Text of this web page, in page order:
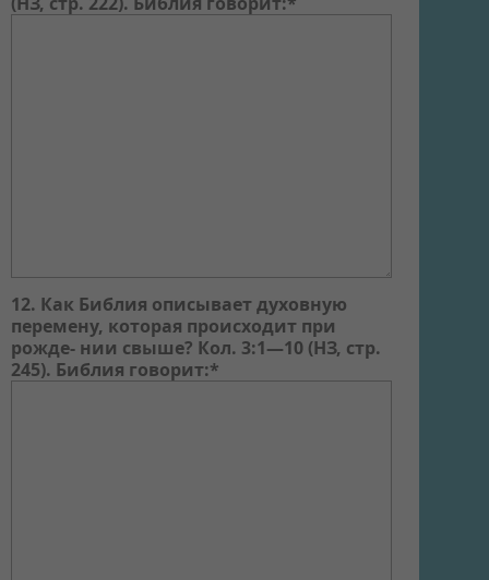
12. Как Библия описывает духовную
перемену, которая происходит при
рожде- нии свыше? Кол. 3:1—10 (НЗ, стр.
245). Библия говорит:*